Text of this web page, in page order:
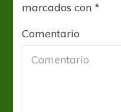
marcados con*
Comentario